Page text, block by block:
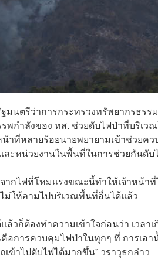
มนตรีว่าการกระทรวงทรัพยากรธร
กำลังของ ทส. ช่วยดับไฟป่าที่บริเวณ
น้าที่หลายร้อยนายพยายามเข้าช่วย
ะหน่วยงานในพื้นที่ในการช่วยกันดับ
ากไฟที่โหมแรงขณะนี้ทำให้เจ้าหน้า
ให้ลามไปบริเวณพื้นที่อื่นได้แล้ว
วก็ต้องทำความเข้าใจก่อนว่า เวลา
การควบคุมไฟป่าในทุกๆ ที่ การเอา
ข้าไปดับไฟได้มากขึ้น” วราวุธกล่าว